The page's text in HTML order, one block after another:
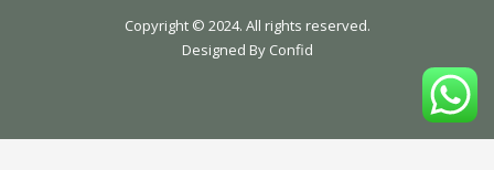
Copyright © 2024. All rights reserved.
Designed By Confid